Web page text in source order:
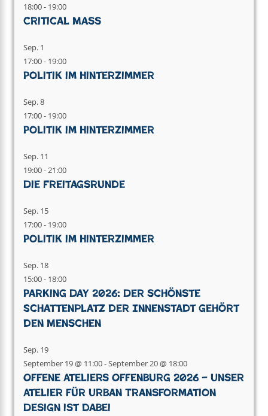
18:00- 19:00
Critical Mass
Sep. 1
17:00- 19:00
Politik im Hinterzimmer
Sep.8
17:00- 19:00
Politik im Hinterzimmer
Sep. 11
19:00-21:00
Die Freitagsrunde
Sep. 15
17:00- 19:00
Politik im Hinterzimmer
Sep. 18
15:00- 18:00
Parking Day 2026: Der schönste
Schattenplatz der Innenstadt gehört
den Menschen
Sep. 19
September 19 @ 11:00-September 20 @ 18:00
Offene Ateliers Offenburg 2026 – Unser
Atelier für Urban Transformation
Design ist dabei